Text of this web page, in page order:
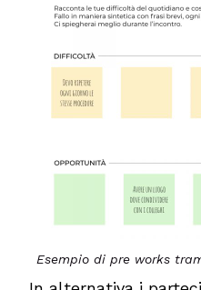
Esempio di pre works